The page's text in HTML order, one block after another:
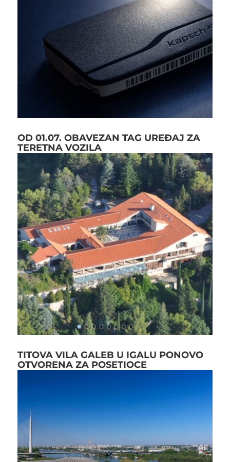
OD 01.07. OBAVEZAN TAG UREĐAJ ZA
TERETNA VOZILA
TITOVA VILA GALEB U IGALU PONOVO
OTVORENA ZA POSETIOCE